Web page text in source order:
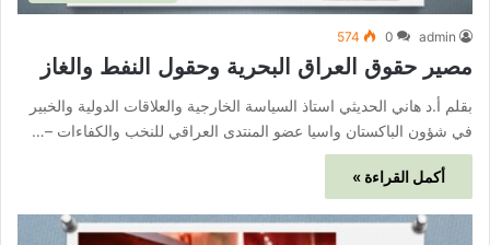
admin
0
574
مصير حقوق العراق البحرية وحقول النفط والغاز
بقلم أ.د هاني الحديثي استاذ السياسة الخارجية والعلاقات الدولية والخبير
في شؤون الباكستان واسيا عضو المنتدى العراقي للنخب والكفاءات –…
أكمل القراءة »